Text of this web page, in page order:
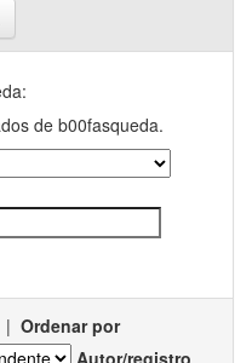
de b00fasqueda.
| Ordenar por
Autor/registro